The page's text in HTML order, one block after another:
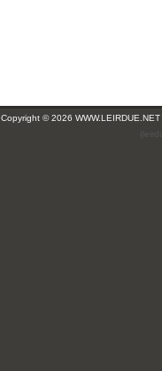
Copyright © 2026